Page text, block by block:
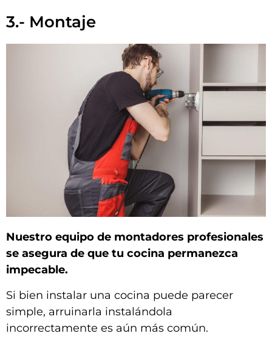
3.- Montaje
Nuestro equipo de montadores profesionales
se asegura de que tu cocina permanezca
impecable.
Si bien instalar una cocina puede parecer
simple, arruinarla instalándola
incorrectamente es aún más común.